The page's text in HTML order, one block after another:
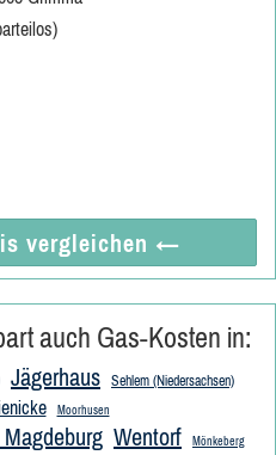
vergleichen ←
auch Gas-Kosten in:
Jägerhaus Sehlem (Niedersachsen)
Moorhusen
Wentorf Mönkeberg